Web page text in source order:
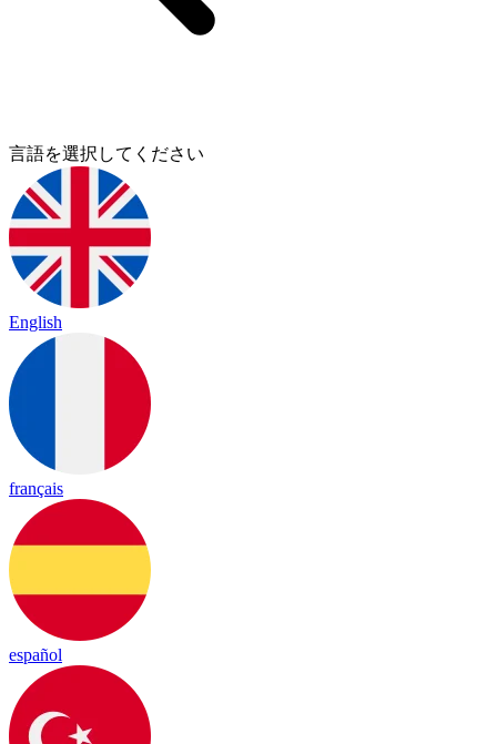
言語を選択してください
English
français
español